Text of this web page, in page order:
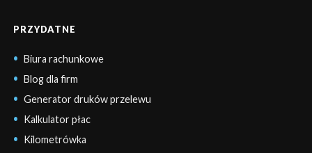
PRZYDATNE
Biura rachunkowe
Blog dla firm
Generator druków przelewu
Kalkulator płac
Kilometrówka